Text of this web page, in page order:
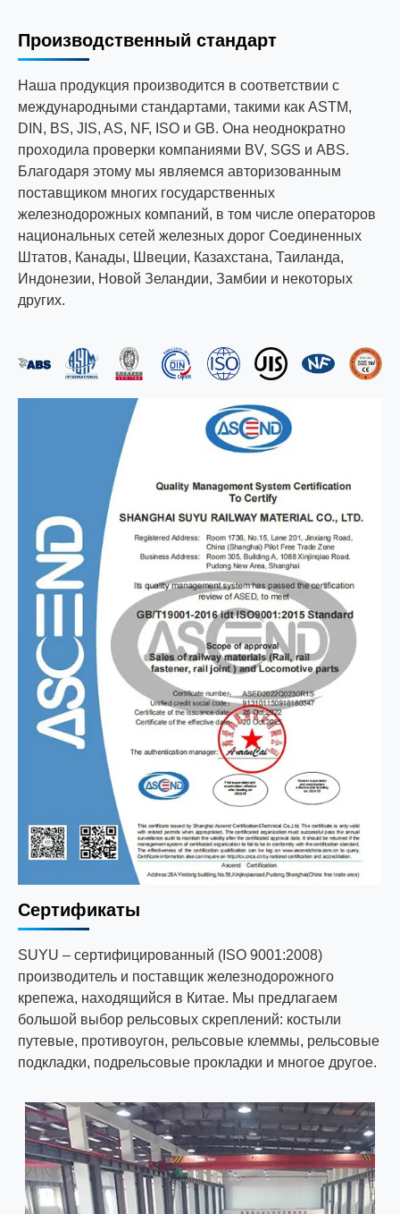
Производственный стандарт
Наша продукция производится в соответствии с
международными стандартами, такими как ASTM,
DIN, BS, JIS, AS, NF, ISO и GB. Она неоднократно
проходила проверки компаниями BV, SGS и ABS.
Благодаря этому мы являемся авторизованным
поставщиком многих государственных
железнодорожных компаний, в том числе операторов
национальных сетей железных дорог Соединенных
Штатов, Канады, Швеции, Казахстана, Таиланда,
Индонезии, Новой Зеландии, Замбии и некоторых
других.
Сертификаты
SUYU – сертифицированный (ISO 9001:2008)
производитель и поставщик железнодорожного
крепежа, находящийся в Китае. Мы предлагаем
большой выбор рельсовых скреплений: костыли
путевые, противоугон, рельсовые клеммы, рельсовые
подкладки, подрельсовые прокладки и многое другое.